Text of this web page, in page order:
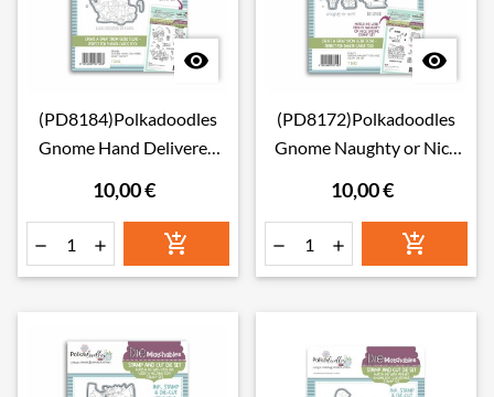

(PD8184)Polkadoodles
Gnome Hand Delivered
10,00 €
  

(PD8172)Polkadoodles
Gnome Naughty or Nice
10,00 €
  